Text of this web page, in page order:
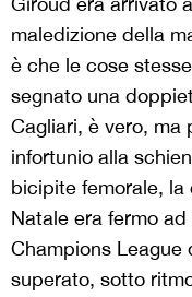
maledizione della
è che le cose
segnato una
Cagliari, è vero, ma
infortunio alla
bicipite femorale,
Natale era fermo
Champions League
superato, sotto